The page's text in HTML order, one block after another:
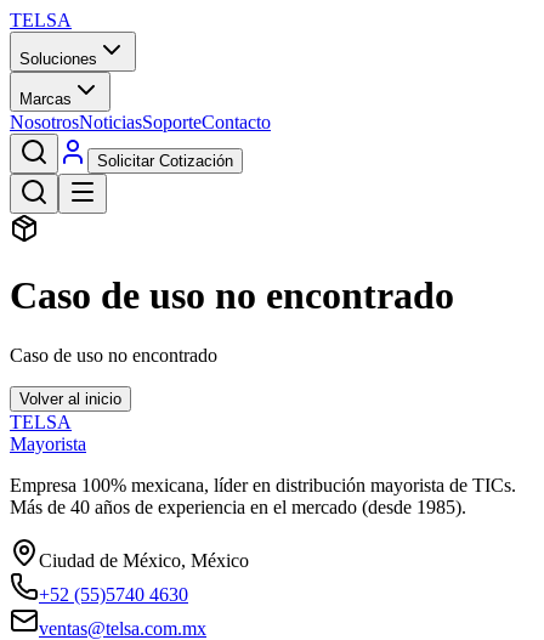
TELSA
Soluciones
Marcas
NosotrosNoticiasSoporteContacto
Solicitar Cotización
Caso de uso no encontrado
Caso de uso no encontrado
Volver al inicio
TELSA
Mayorista
Empresa 100% mexicana, líder en distribución mayorista de TICs.
Más de 40 años de experiencia en el mercado (desde 1985).
Ciudad de México, México
+52 (55)5740 4630
ventas@telsa.com.mx